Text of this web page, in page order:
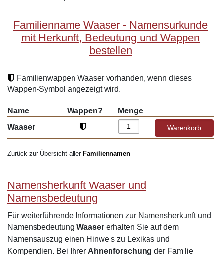
Familienname Waaser - Namensurkunde
mit Herkunft, Bedeutung und Wappen
bestellen
Familienwappen Waaser vorhanden, wenn dieses
Wappen-Symbol angezeigt wird.
Name Wappen?
Menge
Waaser
Zurück zur Übersicht aller Familiennamen
Namensherkunft Waaser und
Namensbedeutung
Für weiterführende Informationen zur Namensherkunft und
Namensbedeutung Waaser erhalten Sie auf dem
Namensauszug einen Hinweis zu Lexikas und
Kompendien. Bei Ihrer Ahnenforschung der Familie